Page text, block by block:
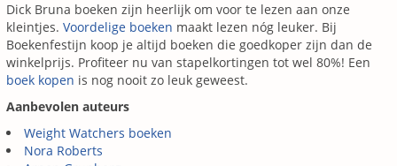
Dick Bruna boeken zijn heerlijk om voor te lezen aan onze
kleintjes. Voordelige boeken maakt lezen nóg leuker. Bij
Boekenfestijn koop je altijd boeken die goedkoper zijn dan de
winkelprijs. Profiteer nu van stapelkortingen tot wel 80%! Een
boek kopen is nog nooit zo leuk geweest.
Aanbevolen auteurs
Weight Watchers boeken
Nora Roberts